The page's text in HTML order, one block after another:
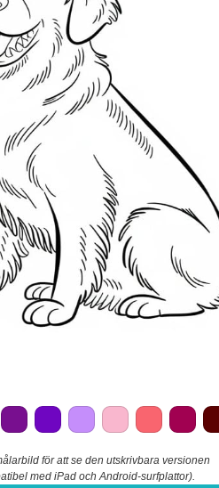
för att se den utskrivbara versionen
med iPad och Android-surfplattor).